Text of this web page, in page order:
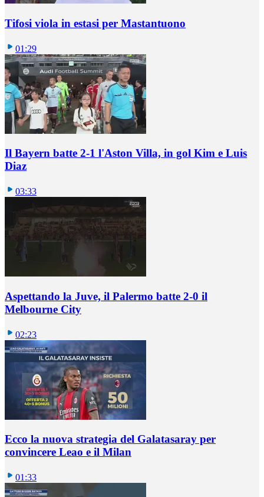
Tifosi viola in estasi per Mastantuono
01:29
Il Bayern batte 2-1 l'Aston Villa, in gol Kim e Luis
Diaz
03:33
Aspettando la Juve, il Palermo batte 2-0 il
Melbourne City
02:23
Ecco la nuova strategia del Galatasaray per
convincere Leao e il Milan
01:33